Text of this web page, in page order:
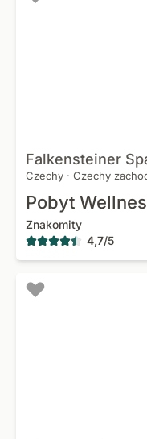
Falkensteiner
Czechy · Czechy
Pobyt
Znakomity
4,7/5